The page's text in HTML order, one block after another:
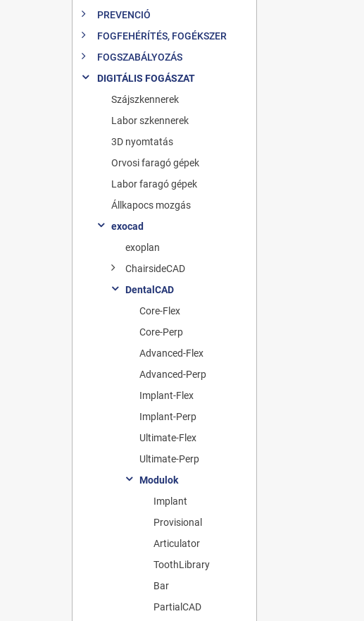
PREVENCIÓ
FOGFEHÉRÍTÉS, FOGÉKSZER
FOGSZABÁLYOZÁS
DIGITÁLIS FOGÁSZAT
Szájszkennerek
Labor szkennerek
3D nyomtatás
Orvosi faragó gépek
Labor faragó gépek
Állkapocs mozgás
exocad
exoplan
ChairsideCAD
DentalCAD
Core-Flex
Core-Perp
Advanced-Flex
Advanced-Perp
Implant-Flex
Implant-Perp
Ultimate-Flex
Ultimate-Perp
Modulok
Implant
Provisional
Articulator
ToothLibrary
Bar
PartialCAD